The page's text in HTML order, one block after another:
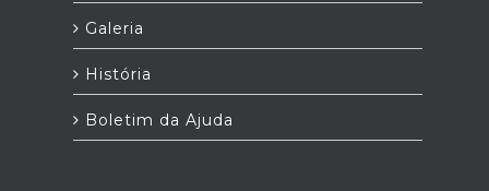
Galeria
História
Boletim da Ajuda